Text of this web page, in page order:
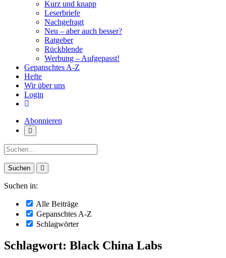
Kurz und knapp
Leserbriefe
Nachgefragt
Neu – aber auch besser?
Ratgeber
Rückblende
Werbung – Aufgepasst!
Gepanschtes A-Z
Hefte
Wir über uns
Login
Abonnieren
Suche:
Suchen in:
Alle Beiträge
Gepanschtes A-Z
Schlagwörter
Schlagwort: Black China Labs